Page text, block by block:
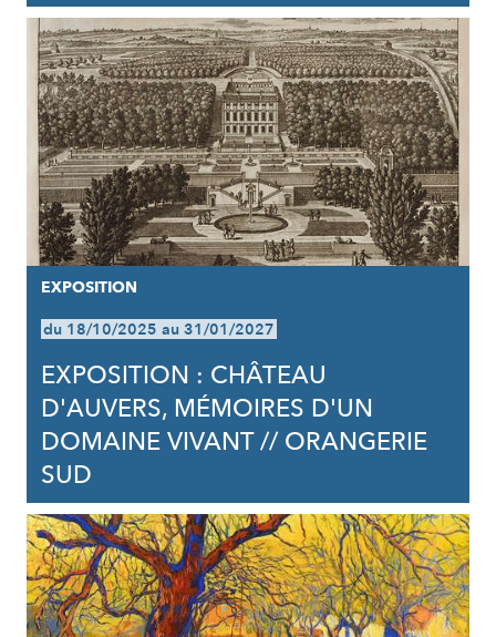
EXPOSITION
du 18/10/2025 au 31/01/2027
EXPOSITION : CHÂTEAU
D'AUVERS, MÉMOIRES D'UN
DOMAINE VIVANT // ORANGERIE
SUD